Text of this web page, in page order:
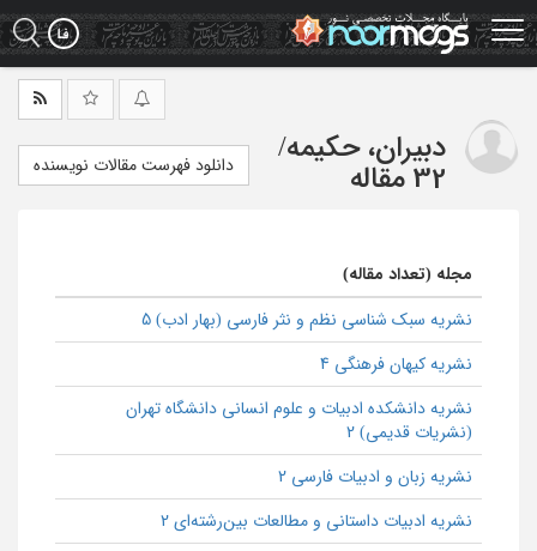
Skip
to
main
دبیران، حکیمه/
32 مقاله
دانلود فهرست مقالات نویسنده
مجله (تعداد مقاله)
نشریه سبک شناسی نظم و نثر فارسی (بهار ادب) 5
نشریه کیهان فرهنگی 4
نشریه دانشکده ادبیات و علوم انسانی دانشگاه تهران
(نشریات قدیمی) 2
نشریه زبان و ادبیات فارسی 2
نشریه ادبیات داستانی و مطالعات بین‌رشته‌ای 2